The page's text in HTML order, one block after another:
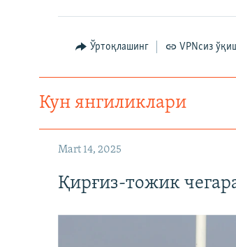
Ўртоқлашинг VPNсиз
Кун янгиликлари
Mart 14, 2025
Қирғиз-тожик